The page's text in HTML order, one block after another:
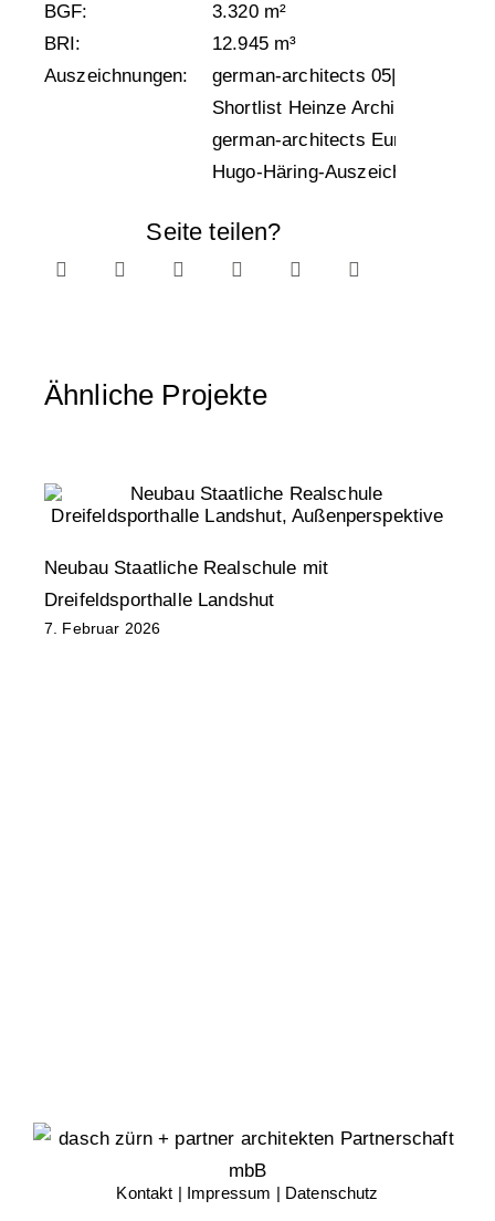
BGF:
3.320 m²
BRI:
12.945 m³
Auszeichnungen:
german-architects 05|2022 Bau
Shortlist Heinze
german-architects Eure Besten
Hugo-Häring-Auszeichnung 2023
Seite teilen?
Ähnliche Projekte
Neubau Staatliche Realschule mit
Dreifeldsporthalle Landshut
7. Februar 2026
Kontakt | Impressum | Datenschutz